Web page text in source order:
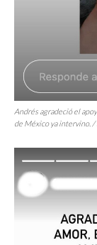
Andrés agradeció el
de México ya intervino.